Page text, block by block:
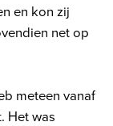
en kon zij
net op
meteen vanaf
Het was